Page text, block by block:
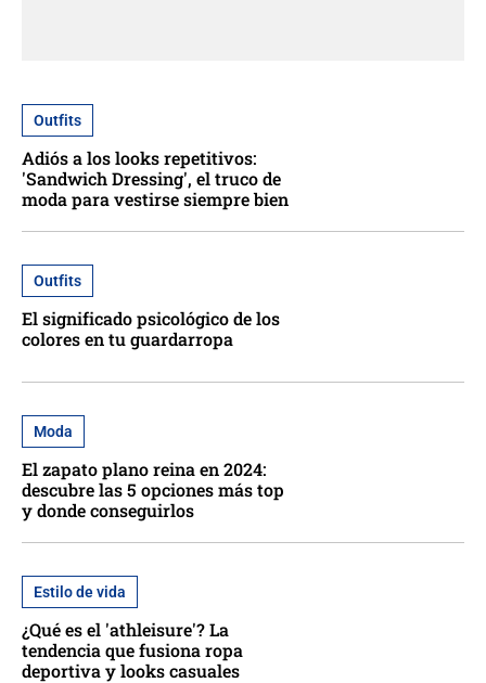
Outfits
Adiós a los looks repetitivos:
'Sandwich Dressing', el truco de
moda para vestirse siempre bien
Outfits
El significado psicológico de los
colores en tu guardarropa
Moda
El zapato plano reina en 2024:
descubre las 5 opciones más top
y donde conseguirlos
Estilo de vida
¿Qué es el 'athleisure'? La
tendencia que fusiona ropa
deportiva y looks casuales